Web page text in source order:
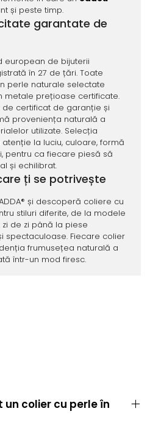
și peste timp.
garantate de
european de bijuterii
în 27 de țări. Toate
perle naturale selectate
metale prețioase certificate.
certificat de garanție și
proveniența naturală a
utilizate. Selecția
la luciu, culoare, formă
pentru ca fiecare piesă să
și echilibrat.
ți se potrivește
și descoperă coliere cu
stiluri diferite, de la modele
de zi până la piese
spectaculoase. Fiecare colier
frumusețea naturală a
într-un mod firesc.
colier cu perle în